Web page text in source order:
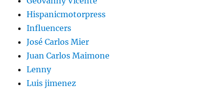
Hispanicmotorpress
Influencers
José Carlos Mier
Juan Carlos Maimone
Lenny
Luis jimenez